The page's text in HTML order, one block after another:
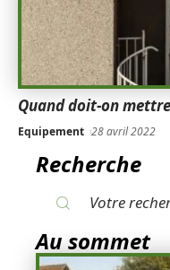
Quand doit-on
Equipement 28 avril 2022
Recherche
Au sommet